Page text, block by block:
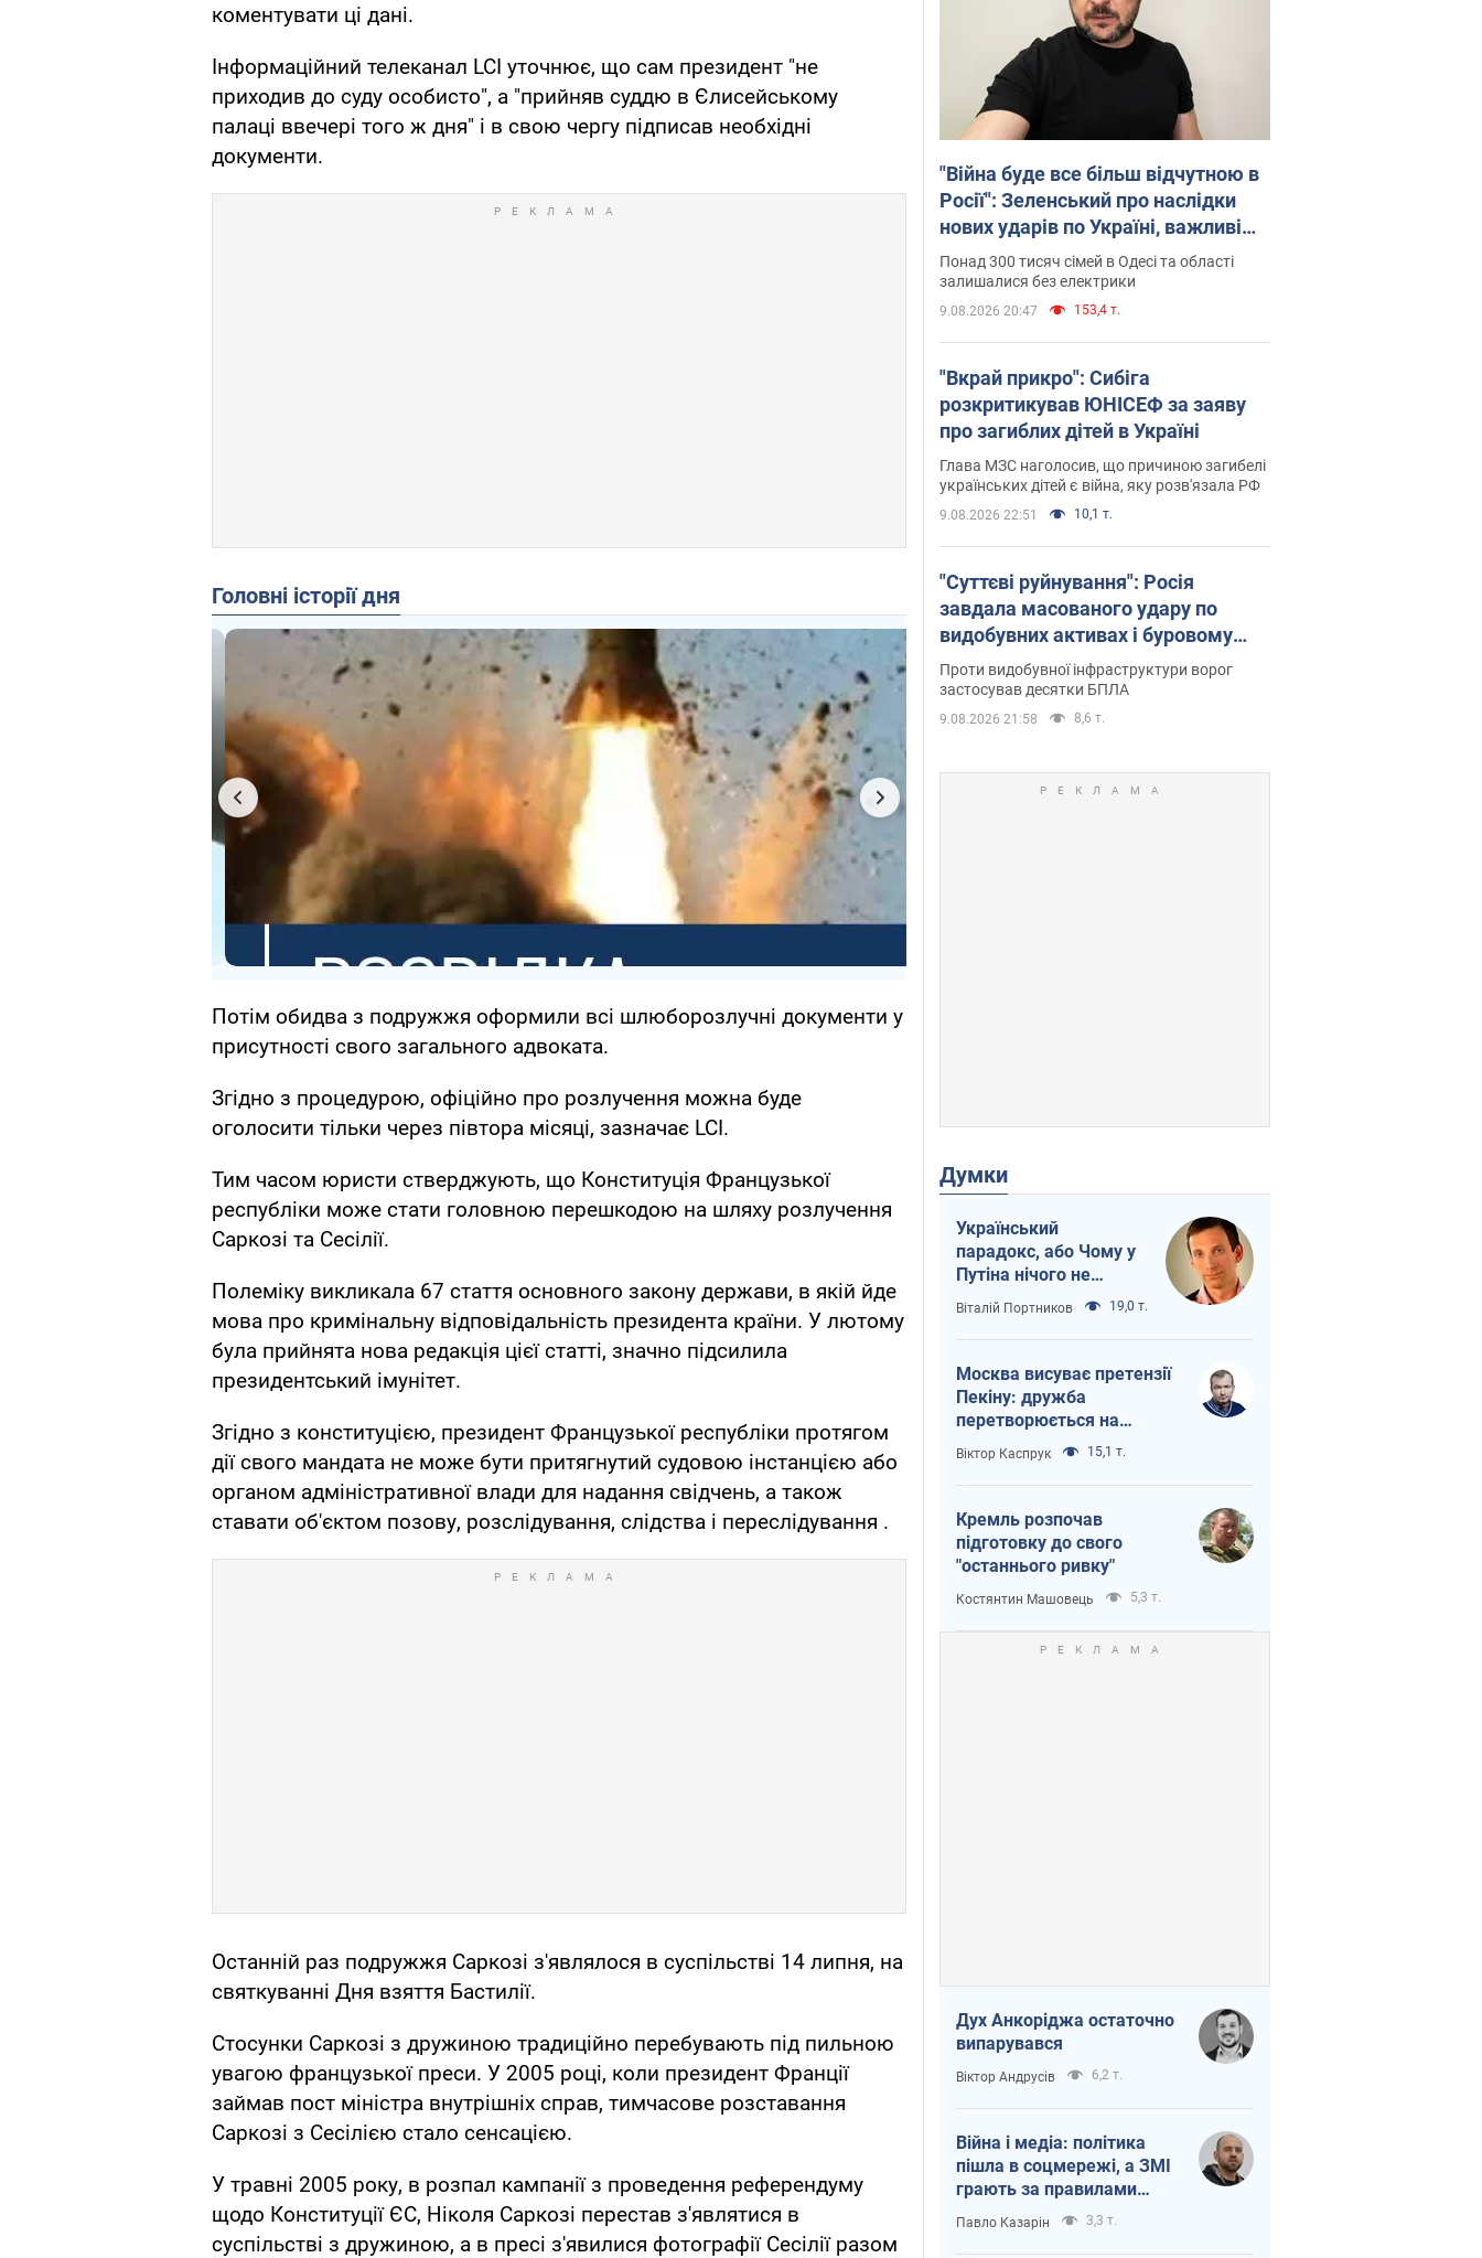
коментувати ці дані.
Інформаційний телеканал LCI уточнює, що сам президент "не
приходив до суду особисто", а "прийняв суддю в Єлисейському
палаці ввечері того ж дня" і в свою чергу підписав необхідні
документи.
Головні історії дня
Потім обидва з подружжя оформили всі шлюборозлучні документи у
присутності свого загального адвоката.
Згідно з процедурою, офіційно про розлучення можна буде
оголосити тільки через півтора місяці, зазначає LCI.
Тим часом юристи стверджують, що Конституція Французької
республіки може стати головною перешкодою на шляху розлучення
Саркозі та Сесілії.
Полеміку викликала 67 стаття основного закону держави, в якій йде
мова про кримінальну відповідальність президента країни. У лютому
була прийнята нова редакція цієї статті, значно підсилила
президентський імунітет.
Згідно з конституцією, президент Французької республіки протягом
дії свого мандата не може бути притягнутий судовою інстанцією або
органом адміністративної влади для надання свідчень, а також
ставати об'єктом позову, розслідування, слідства і переслідування .
Останній раз подружжя Саркозі з'являлося в суспільстві 14 липня, на
святкуванні Дня взяття Бастилії.
Стосунки Саркозі з дружиною традиційно перебувають під пильною
увагою французької преси. У 2005 році, коли президент Франції
займав пост міністра внутрішніх справ, тимчасове розставання
Саркозі з Сесілією стало сенсацією.
У травні 2005 року, в розпал кампанії з проведення референдуму
щодо Конституції ЄС, Ніколя Саркозі перестав з'являтися в
суспільстві з дружиною, а в пресі з'явилися фотографії Сесілії разом
"Війна буде все більш відчутною в
Росії": Зеленський про наслідки
нових ударів по Україні, важливі
звіти й атаки по об'єктах ворога.
Відео
Понад 300 тисяч сімей в Одесі та області
залишалися без електрики
9.08.2026 20:47 153,4 т.
"Вкрай прикро": Сибіга
розкритикував ЮНІСЕФ за заяву
про загиблих дітей в Україні
Глава МЗС наголосив, що причиною загибелі
українських дітей є війна, яку розв'язала РФ
9.08.2026 22:51 10,1 т.
"Суттєві руйнування": Росія
завдала масованого удару по
видобувних активах і буровому
майданчику "Укрнафти"
Проти видобувної інфраструктури ворог
застосував десятки БПЛА
9.08.2026 21:58 8,6 т.
Думки
Український
парадокс, або Чому у
Путіна нічого не
вийшло з Україною
Віталій Портников 19,0 т.
Москва висуває претензії
Пекіну: дружба
перетворюється на
залежність Росії від
Китаю
Віктор Каспрук 15,1 т.
Кремль розпочав
підготовку до свого
"останнього ривку"
Костянтин Машовець 5,3 т.
Дух Анкоріджа остаточно
випарувався
Віктор Андрусів 6,2 т.
Війна і медіа: політика
пішла в соцмережі, а ЗМІ
грають за правилами
ютуб
Павло Казарін 3,3 т.